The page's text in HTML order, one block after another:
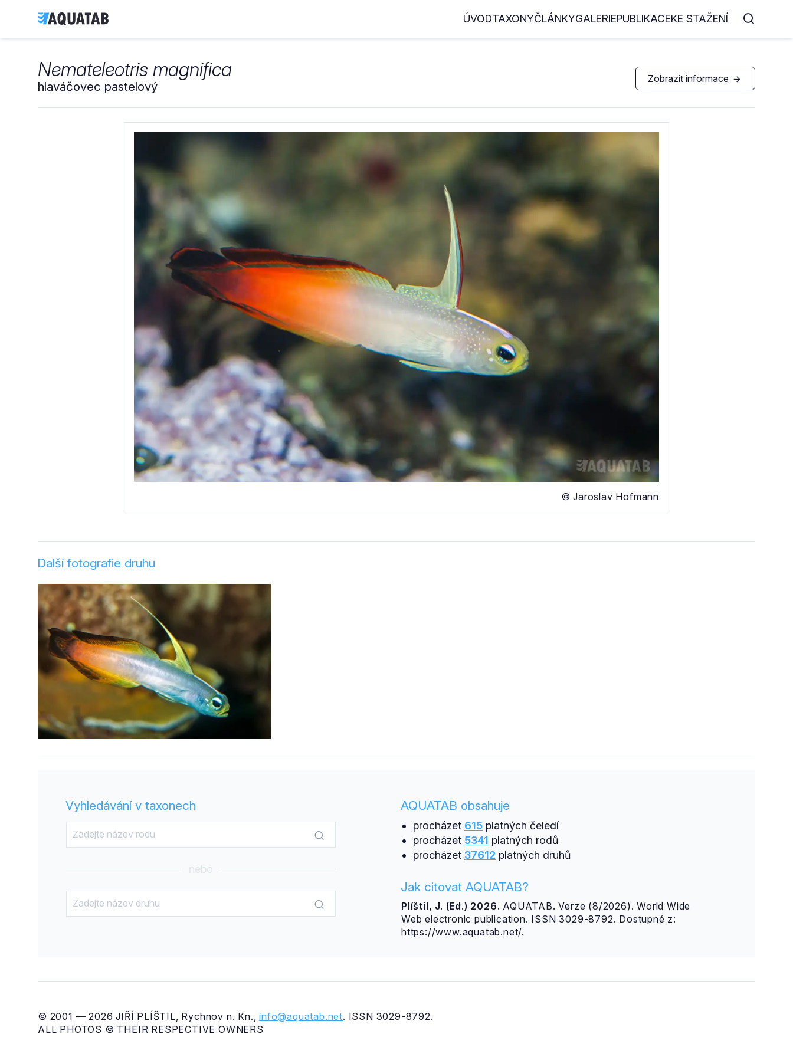
ÚVODTAXONYČLÁNKYGALERIEPUBLIKACEKE STAŽENÍ
Nemateleotris magnifica
hlaváčovec pastelový
Zobrazit informace
© Jaroslav Hofmann
Další fotografie druhu
Vyhledávání v taxonech
nebo
AQUATAB obsahuje
procházet 615platných čeledí
procházet 5341 platných rodů
procházet 37612 platných druhů
Jak citovat AQUATAB?
Plíštil, J. (Ed.) 2026. AQUATAB. Verze (8/2026). World Wide
Web electronic publication. ISSN 3029-8792. Dostupné z:
https://www.aquatab.net/.
© 2001 — 2026 JIŘÍ PLÍŠTIL, Rychnov n. Kn.,info@aquatab.net. ISSN 3029-8792.
ALL PHOTOS © THEIR RESPECTIVE OWNERS